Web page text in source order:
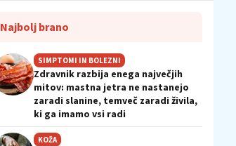
Najbolj brano
SIMPTOMI IN BOLEZNI
Zdravnik razbija enega največjih
mitov: mastna jetra ne nastanejo
zaradi slanine, temveč zaradi živila,
ki ga imamo vsi radi
KOŽA